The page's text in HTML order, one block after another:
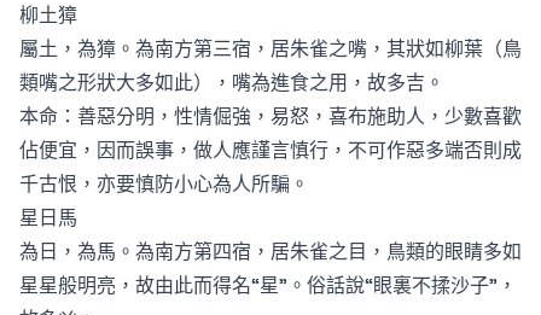
柳土獐
屬土，為獐。為南方第三宿，居朱雀之嘴，其狀如柳葉（鳥
類嘴之形狀大多如此），嘴為進食之用，故多吉。
本命：善惡分明，性情倔強，易怒，喜布施助人，少數喜歡
佔便宜，因而誤事，做人應謹言慎行，不可作惡多端否則成
千古恨，亦要慎防小心為人所騙。
星日馬
為日，為馬。為南方第四宿，居朱雀之目，鳥類的眼睛多如
星星般明亮，故由此而得名“星”。俗話說“眼裏不揉沙子”，